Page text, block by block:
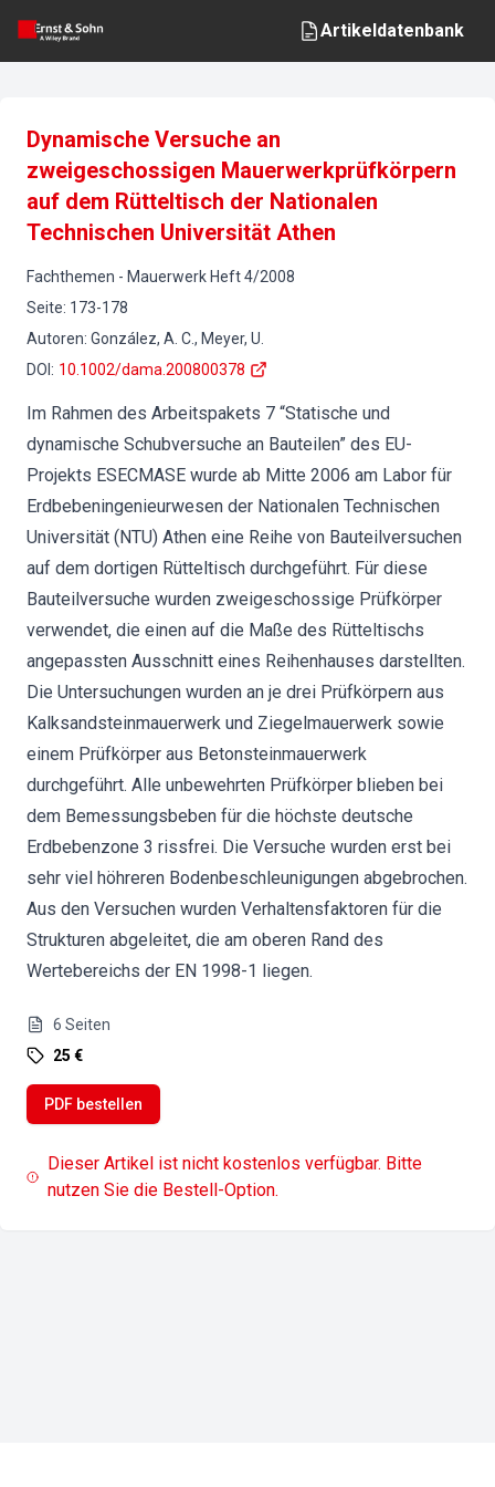
Artikeldatenbank
Dynamische Versuche an
zweigeschossigen Mauerwerkprüfkörpern
auf dem Rütteltisch der Nationalen
Technischen Universität Athen
Fachthemen - Mauerwerk Heft4/2008
Seite: 173-178
Autoren: González, A. C., Meyer, U.
DOI : 10.1002/dama.200800378
Im Rahmen des Arbeitspakets 7 “Statische und
dynamische Schubversuche an Bauteilen” des EU-
Projekts ESECMASE wurde ab Mitte 2006 am Labor für
Erdbebeningenieurwesen der Nationalen Technischen
Universität (NTU) Athen eine Reihe von Bauteilversuchen
auf dem dortigen Rütteltisch durchgeführt. Für diese
Bauteilversuche wurden zweigeschossige Prüfkörper
verwendet, die einen auf die Maße des Rütteltischs
angepassten Ausschnitt eines Reihenhauses darstellten.
Die Untersuchungen wurden an je drei Prüfkörpern aus
Kalksandsteinmauerwerk und Ziegelmauerwerk sowie
einem Prüfkörper aus Betonsteinmauerwerk
durchgeführt. Alle unbewehrten Prüfkörper blieben bei
dem Bemessungsbeben für die höchste deutsche
Erdbebenzone 3 rissfrei. Die Versuche wurden erst bei
sehr viel höhreren Bodenbeschleunigungen abgebrochen.
Aus den Versuchen wurden Verhaltensfaktoren für die
Strukturen abgeleitet, die am oberen Rand des
Wertebereichs der EN 1998-1 liegen.
6 Seiten
25 €
PDF bestellen
Dieser Artikel ist nicht kostenlos verfügbar. Bitte
nutzen Sie die Bestell-Option.